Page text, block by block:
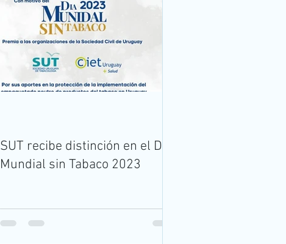
SUT recibe distinción en el Día
Mundial sin Tabaco 2023